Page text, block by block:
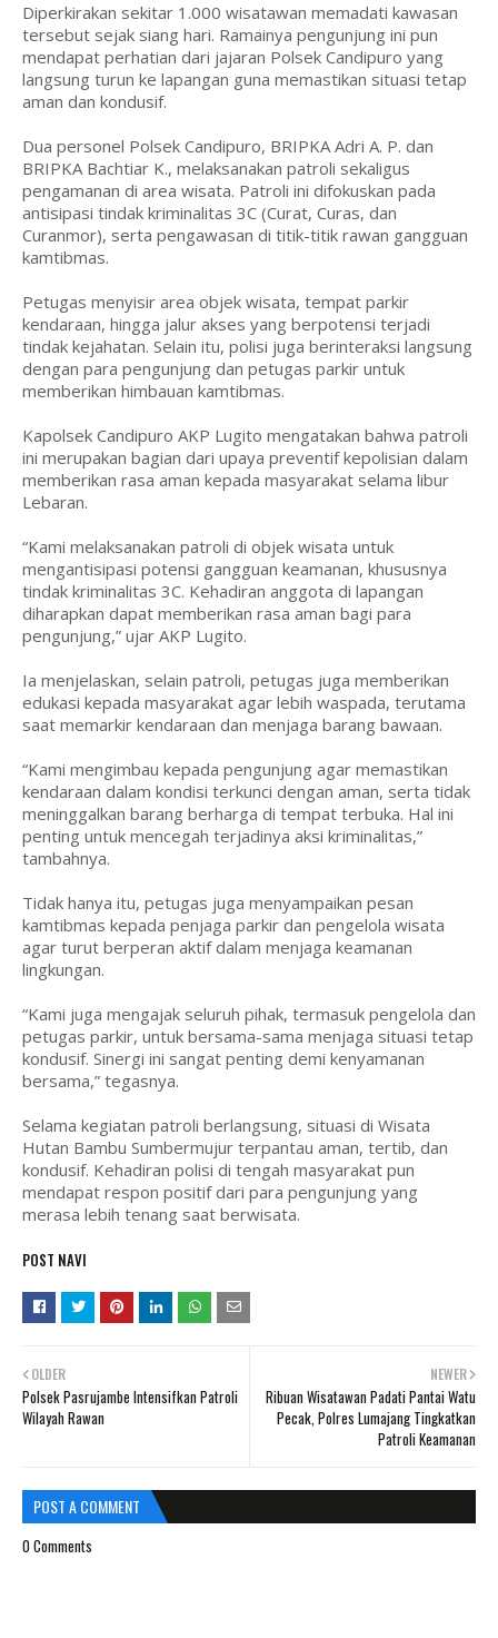
Diperkirakan sekitar 1.000 wisatawan memadati kawasan
tersebut sejak siang hari. Ramainya pengunjung ini pun
mendapat perhatian dari jajaran Polsek Candipuro yang
langsung turun ke lapangan guna memastikan situasi tetap
aman dan kondusif.
Dua personel Polsek Candipuro, BRIPKA Adri A. P. dan
BRIPKA Bachtiar K., melaksanakan patroli sekaligus
pengamanan di area wisata. Patroli ini difokuskan pada
antisipasi tindak kriminalitas 3C (Curat, Curas, dan
Curanmor), serta pengawasan di titik-titik rawan gangguan
kamtibmas.
Petugas menyisir area objek wisata, tempat parkir
kendaraan, hingga jalur akses yang berpotensi terjadi
tindak kejahatan. Selain itu, polisi juga berinteraksi langsung
dengan para pengunjung dan petugas parkir untuk
memberikan himbauan kamtibmas.
Kapolsek Candipuro AKP Lugito mengatakan bahwa patroli
ini merupakan bagian dari upaya preventif kepolisian dalam
memberikan rasa aman kepada masyarakat selama libur
Lebaran.
“Kami melaksanakan patroli di objek wisata untuk
mengantisipasi potensi gangguan keamanan, khususnya
tindak kriminalitas 3C. Kehadiran anggota di lapangan
diharapkan dapat memberikan rasa aman bagi para
pengunjung,” ujar AKP Lugito.
Ia menjelaskan, selain patroli, petugas juga memberikan
edukasi kepada masyarakat agar lebih waspada, terutama
saat memarkir kendaraan dan menjaga barang bawaan.
“Kami mengimbau kepada pengunjung agar memastikan
kendaraan dalam kondisi terkunci dengan aman, serta tidak
meninggalkan barang berharga di tempat terbuka. Hal ini
penting untuk mencegah terjadinya aksi kriminalitas,”
tambahnya.
Tidak hanya itu, petugas juga menyampaikan pesan
kamtibmas kepada penjaga parkir dan pengelola wisata
agar turut berperan aktif dalam menjaga keamanan
lingkungan.
“Kami juga mengajak seluruh pihak, termasuk pengelola dan
petugas parkir, untuk bersama-sama menjaga situasi tetap
kondusif. Sinergi ini sangat penting demi kenyamanan
bersama,” tegasnya.
Selama kegiatan patroli berlangsung, situasi di Wisata
Hutan Bambu Sumbermujur terpantau aman, tertib, dan
kondusif. Kehadiran polisi di tengah masyarakat pun
mendapat respon positif dari para pengunjung yang
merasa lebih tenang saat berwisata.
POST NAVI
NEWER
Ribuan Wisatawan Padati Pantai Watu
Pecak, Polres Lumajang Tingkatkan
Patroli Keamanan
OLDER
Polsek Pasrujambe Intensifkan Patroli
Wilayah Rawan
POST A COMMENT
0 Comments